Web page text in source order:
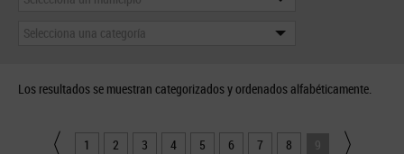
Selecciona una categoría
Los resultados se muestran categorizados y ordenados alfabéticamente.
1 2 3 4 5 6 7 8 9